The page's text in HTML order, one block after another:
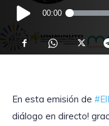
Reproductor
de
audio
00:00
En esta emisión de
diálogo en directo!